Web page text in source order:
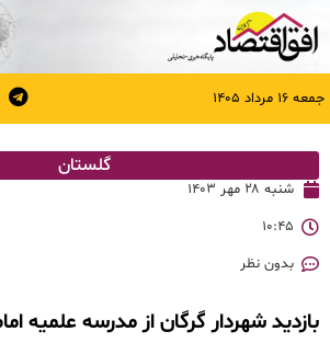
جمعه ۱۶ مرداد ۱۴۰۵
گلستان
شنبه ۲۸ مهر ۱۴۰۳
۱۰:۴۵
بدون نظر
بازدید شهردار گرگان از مدرسه علمیه